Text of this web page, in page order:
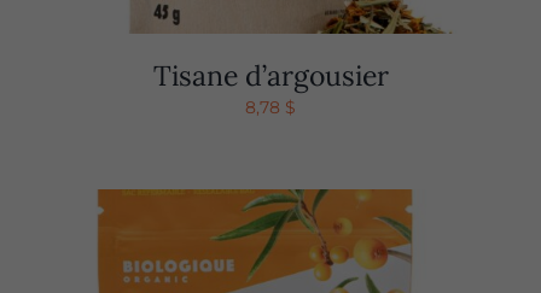
Tisane d’argousier
8,78 $